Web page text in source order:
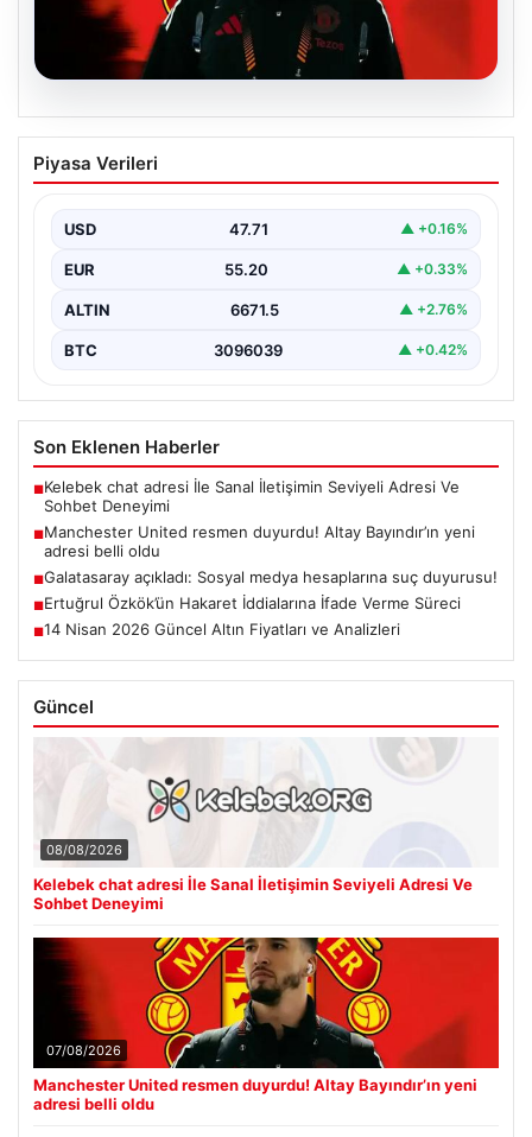
Manchester United resmen duyurdu!
Altay Bayındır’ın yeni adresi belli oldu
Piyasa Verileri
USD 47.71 ▲ +0.16%
EUR 55.20 ▲ +0.33%
ALTIN 6671.5 ▲ +2.76%
BTC 3096039 ▲ +0.42%
Son Eklenen Haberler
■Kelebek chat adresi İle Sanal İletişimin Seviyeli Adresi Ve
Sohbet Deneyimi
■Manchester United resmen duyurdu! Altay Bayındır’ın yeni
adresi belli oldu
■Galatasaray açıkladı: Sosyal medya hesaplarına suç duyurusu!
■Ertuğrul Özkök’ün Hakaret İddialarına İfade Verme Süreci
■14 Nisan 2026 Güncel Altın Fiyatları ve Analizleri
Güncel
08/08/2026
Kelebek chat adresi İle Sanal İletişimin Seviyeli Adresi Ve
Sohbet Deneyimi
07/08/2026
Manchester United resmen duyurdu! Altay Bayındır’ın yeni
adresi belli oldu